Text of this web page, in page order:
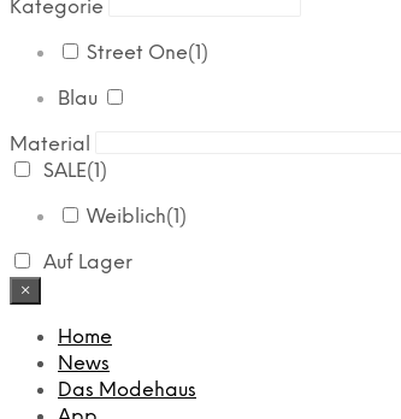
Kategorie
Street One(1)
Blau
Material
SALE(1)
Weiblich(1)
Auf Lager
×
Home
News
Das Modehaus